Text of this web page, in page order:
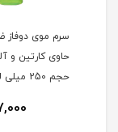
سرم موی دوفاز
حاوی کارتین و
حجم 250 میلی لیتر